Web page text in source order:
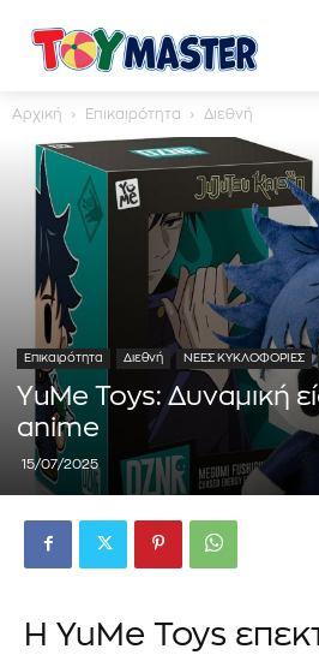
Αρχική Επικαιρότητα Διεθνή
Επικαιρότητα Διεθνή ΝΕΕΣ ΚΥΚΛΟΦΟΡΙΕΣ
YuMe Toys: Δυναμική
anime
15/07/2025
Η YuMe Toys